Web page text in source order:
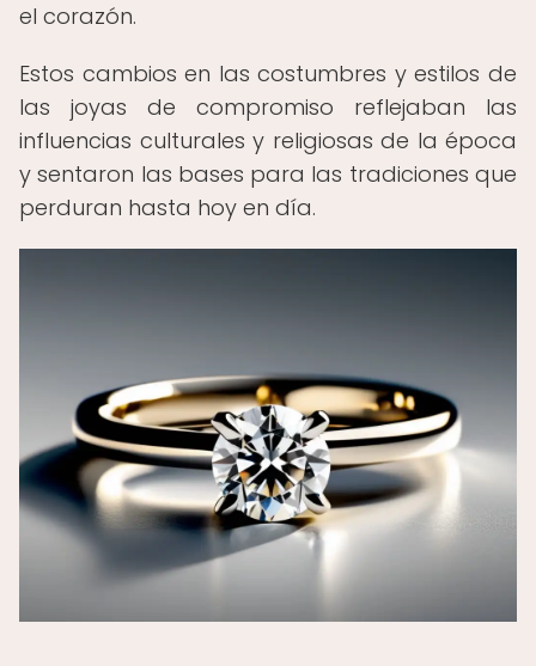
el corazón.
Estos cambios en las costumbres y estilos de
las joyas de compromiso reflejaban las
influencias culturales y religiosas de la época
y sentaron las bases para las tradiciones que
perduran hasta hoy en día.